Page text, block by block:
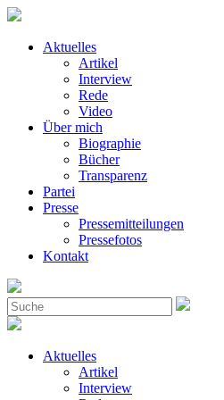
Aktuelles
Artikel
Interview
Rede
Video
Über mich
Biographie
Bücher
Transparenz
Partei
Presse
Pressemitteilungen
Pressefotos
Kontakt
Aktuelles
Artikel
Interview